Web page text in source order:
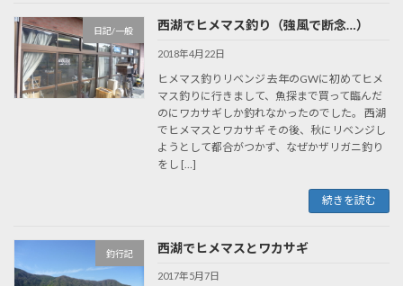
日記/一般 西湖でヒメマス釣り（強風で断念…）
2018年4月22日
ヒメマス釣りリベンジ 去年のGWに初めてヒメ
マス釣りに行きまして、魚探まで買って臨んだ
のにワカサギしか釣れなかったのでした。 西湖
でヒメマスとワカサギ その後、秋にリベンジし
ようとして都合がつかず、なぜかザリガニ釣り
をし […]
続きを読む
釣行記 西湖でヒメマスとワカサギ
2017年5月7日